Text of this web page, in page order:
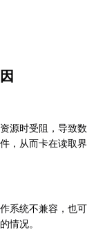
源时受阻，导致数
，从而卡在读取界
系统不兼容，也可
情况。